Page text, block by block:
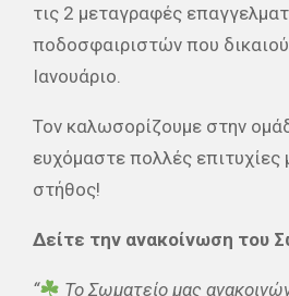
τις 2 μεταγραφές
ποδοσφαιριστών που
Ιανουάριο.
Τον καλωσορίζουμε στην
ευχόμαστε πολλές επιτυχίες
στήθος!
Δείτε την ανακοίνωση του
“
Το Σωματείο μας